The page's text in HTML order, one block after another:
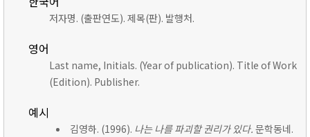
저자명. (출판연도). 제목(판). 발행처.
영어
Last name, Initials. (Year of publication). Title of Work
(Edition). Publisher.
예시
김영하. (1996). 나는 나를 파괴할 권리가 있다. 문학동네.